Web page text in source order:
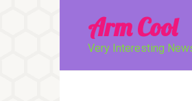
Arm Cool
Very Interesting